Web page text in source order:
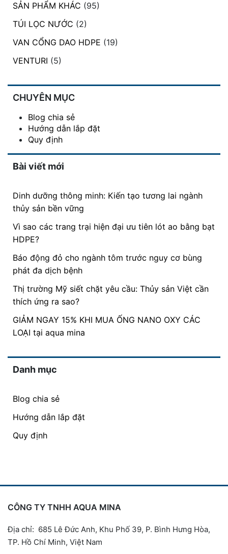
SẢN PHẨM KHÁC (95)
TÚI LỌC NƯỚC (2)
VAN CỔNG DAO HDPE (19)
VENTURI (5)
CHUYÊN MỤC
Blog chia sẻ
Hướng dẫn lắp đặt
Quy định
Bài viết mới
Dinh dưỡng thông minh: Kiến tạo tương lai ngành
thủy sản bền vững
Vì sao các trang trại hiện đại ưu tiên lót ao bằng bạt
HDPE?
Báo động đỏ cho ngành tôm trước nguy cơ bùng
phát đa dịch bệnh
Thị trường Mỹ siết chặt yêu cầu: Thủy sản Việt cần
thích ứng ra sao?
GIẢM NGAY 15% KHI MUA ỐNG NANO OXY CÁC
LOẠI tại aqua mina
Danh mục
Blog chia sẻ
Hướng dẫn lắp đặt
Quy định
CÔNG TY TNHH AQUA MINA
Địa chỉ: 685 Lê Đức Anh, Khu Phố 39, P. Bình Hưng Hòa,
TP. Hồ Chí Minh, Việt Nam